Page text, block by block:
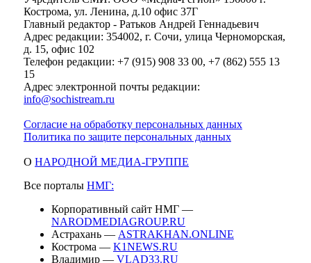
Кострома, ул. Ленина, д.10 офис 37Г
Главный редактор - Ратьков Андрей Геннадьевич
Адрес редакции: 354002, г. Сочи, улица Черноморская,
д. 15, офис 102
Телефон редакции: +7 (915) 908 33 00, +7 (862) 555 13
15
Адрес электронной почты редакции:
info@sochistream.ru
Согласие на обработку персональных данных
Политика по защите персональных данных
О НАРОДНОЙ МЕДИА-ГРУППЕ
Все порталы НМГ:
Корпоративный сайт НМГ —
NARODMEDIAGROUP.RU
Астрахань — ASTRAKHAN.ONLINE
Кострома — K1NEWS.RU
Владимир — VLAD33.RU